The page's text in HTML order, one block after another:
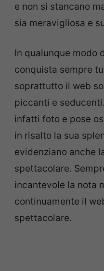
e non si stancano
sia meravigliosa e
In qualunque modo
conquista sempre
soprattutto il web
piccanti e
infatti foto e pose
in risalto la sua
evidenziano anche
spettacolare.
incantevole la nota
continuamente il
spettacolare.